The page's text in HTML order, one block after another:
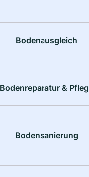
Bodenausgleich
Bodenreparatur &
Bodensanierung